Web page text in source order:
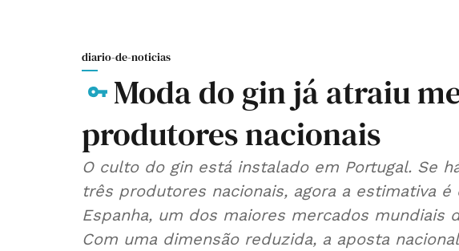
diario-de-noticias
Moda do gin já atraiu
produtores nacionais
O culto do gin está instalado em Portugal. Se
três produtores nacionais, agora a estimativa
Espanha, um dos maiores mercados mundiais
Com uma dimensão reduzida, a aposta